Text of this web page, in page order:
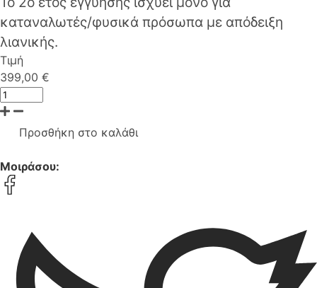
καταναλωτές/φυσικά πρόσωπα με απόδειξη
λιανικής.
Τιμή
399,00 €
Προσθήκη στο καλάθι
Μοιράσου: